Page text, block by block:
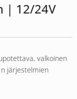
| 12/24V
valkoinen
järjestelmien